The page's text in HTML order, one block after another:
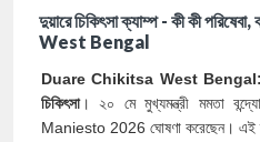
দুয়ারে চিকিৎসা ক্যাম্প - কী কী
West Bengal
Duare Chikitsa West Bengal:
চিকিৎসা। ২০ মে মুখ্যমন্ত্রী মমতা
Maniesto 2026 ঘোষণা করেছেন। এই